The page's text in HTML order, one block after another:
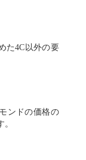
た4C以外の要
ンドの価格の